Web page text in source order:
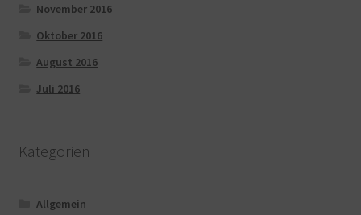
November 2016
Oktober 2016
August 2016
Juli 2016
Kategorien
Allgemein